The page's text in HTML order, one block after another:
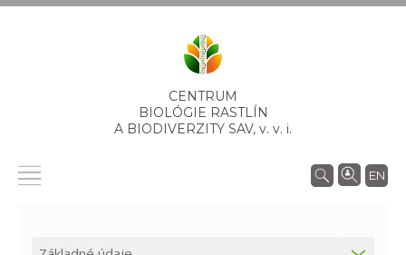
CENTRUM
BIOLÓGIE RASTLÍN
A BIODIVERZITY SAV, v. v. i.
EN